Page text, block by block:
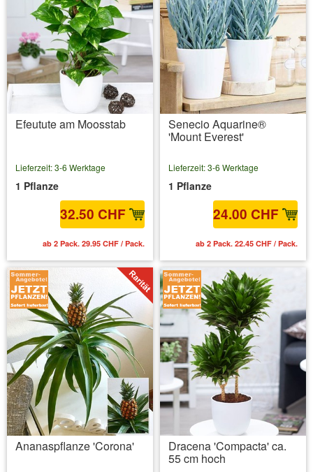
Efeutute am Moosstab
Lieferzeit: 3-6 Werktage
1 Pflanze
32.50 CHF
ab 2 Pack. 29.95 CHF / Pack.
Senecio Aquarine®
'Mount Everest'
Lieferzeit: 3-6 Werktage
1 Pflanze
24.00 CHF
ab 2 Pack. 22.45 CHF / Pack.
Ananaspflanze 'Corona' Dracena 'Compacta' ca.
55 cm hoch